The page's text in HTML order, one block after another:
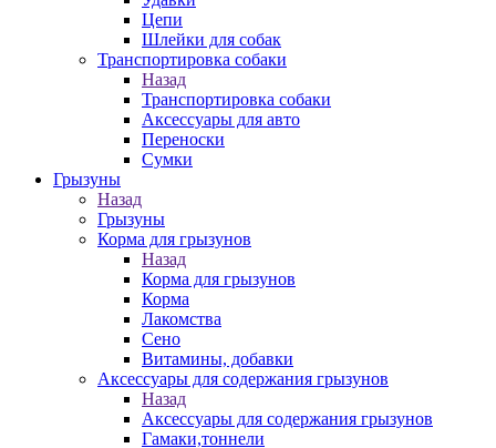
Цепи
Шлейки для собак
Транспортировка собаки
Назад
Транспортировка собаки
Аксессуары для авто
Переноски
Сумки
Грызуны
Назад
Грызуны
Корма для грызунов
Назад
Корма для грызунов
Корма
Лакомства
Сено
Витамины, добавки
Аксессуары для содержания грызунов
Назад
Аксессуары для содержания грызунов
Гамаки,тоннели